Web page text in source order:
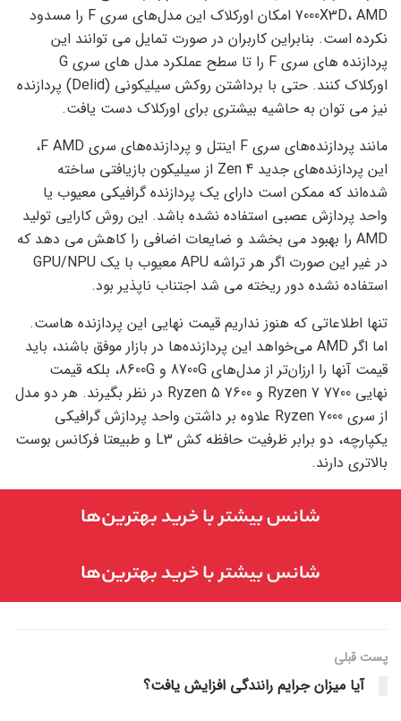
7000X3D، AMD امکان اورکلاک این مدل‌های سری F را مسدود
نکرده است. بنابراین کاربران در صورت تمایل می توانند این
پردازنده های سری F را تا سطح عملکرد مدل های سری G
اورکلاک کنند. حتی با برداشتن روکش سیلیکونی (Delid) پردازنده
نیز می توان به حاشیه بیشتری برای اورکلاک دست یافت.
مانند پردازنده‌های سری F اینتل و پردازنده‌های سری F AMD،
این پردازنده‌های جدید Zen 4 از سیلیکون بازیافتی ساخته
شده‌اند که ممکن است دارای یک پردازنده گرافیکی معیوب یا
واحد پردازش عصبی استفاده نشده باشد. این روش کارایی تولید
AMD را بهبود می بخشد و ضایعات اضافی را کاهش می دهد که
در غیر این صورت اگر هر تراشه APU معیوب با یک GPU/NPU
استفاده نشده دور ریخته می شد اجتناب ناپذیر بود.
تنها اطلاعاتی که هنوز نداریم قیمت نهایی این پردازنده هاست.
اما اگر AMD می‌خواهد این پردازنده‌ها در بازار موفق باشند، باید
قیمت آنها را ارزان‌تر از مدل‌های 8700G و 8600G، بلکه قیمت
نهایی Ryzen 7 7700 و Ryzen 5 7600 در نظر بگیرند. هر دو مدل
از سری Ryzen 7000 علاوه بر داشتن واحد پردازش گرافیکی
یکپارچه، دو برابر ظرفیت حافظه کش L3 و طبیعتا فرکانس بوست
بالاتری دارند.
پست قبلی
آیا میزان جرایم رانندگی افزایش یافت؟